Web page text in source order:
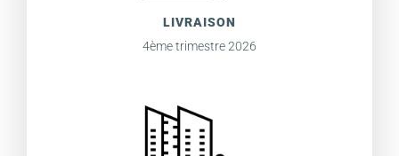
LIVRAISON
4ème trimestre 2026